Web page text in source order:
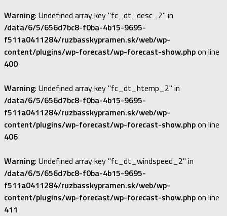
Warning: Undefined array key "fc_dt_desc_2" in
/data/6/5/656d7bc8-f0ba-4b15-9695-
f511a0411284/ruzbasskypramen.sk/web/wp-
content/plugins/wp-forecast/wp-forecast-show.phpon line
400
Warning: Undefined array key "fc_dt_htemp_2" in
/data/6/5/656d7bc8-f0ba-4b15-9695-
f511a0411284/ruzbasskypramen.sk/web/wp-
content/plugins/wp-forecast/wp-forecast-show.phpon line
406
Warning: Undefined array key "fc_dt_windspeed_2" in
/data/6/5/656d7bc8-f0ba-4b15-9695-
f511a0411284/ruzbasskypramen.sk/web/wp-
content/plugins/wp-forecast/wp-forecast-show.phpon line
411